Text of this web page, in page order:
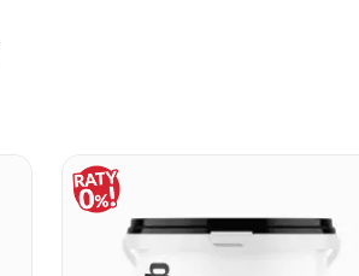
through
1